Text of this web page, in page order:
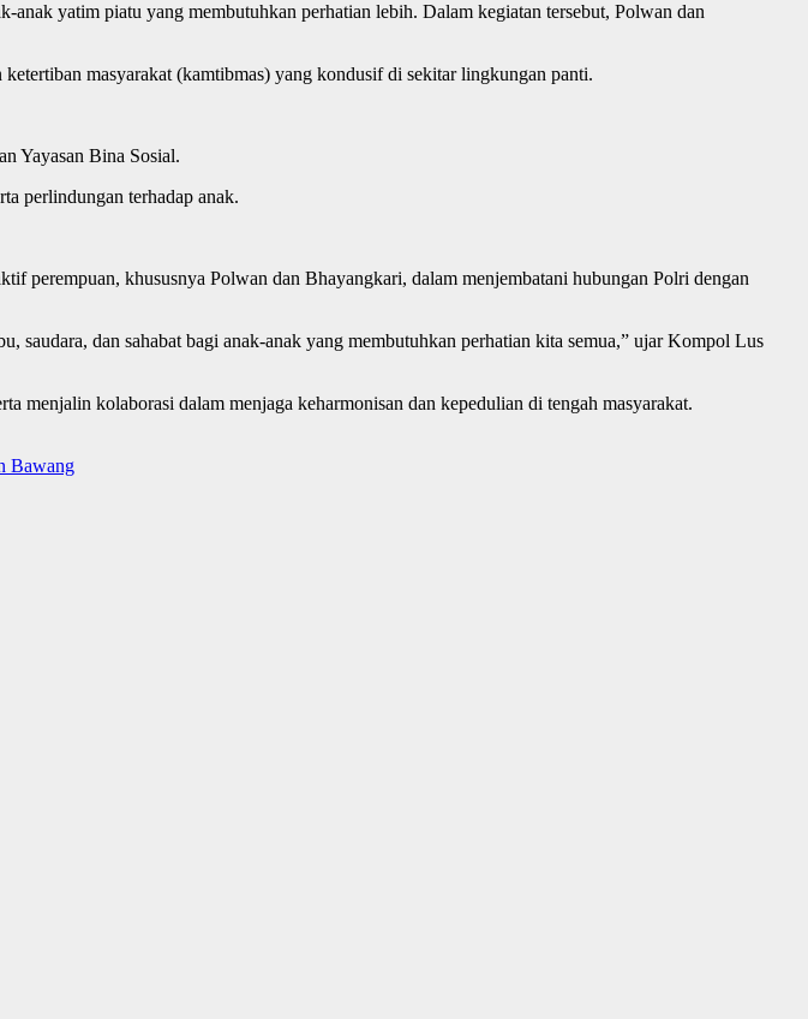
yatim piatu yang membutuhkan perhatian lebih. Dalam kegiatan tersebut, Polwan dan
masyarakat (kamtibmas) yang kondusif di sekitar lingkungan panti.
Yayasan Bina Sosial.
perlindungan terhadap anak.
perempuan, khususnya Polwan dan Bhayangkari, dalam menjembatani hubungan Polri dengan
saudara, dan sahabat bagi anak-anak yang membutuhkan perhatian kita semua,” ujar Kompol Lus
menjalin kolaborasi dalam menjaga keharmonisan dan kepedulian di tengah masyarakat.
Bawang